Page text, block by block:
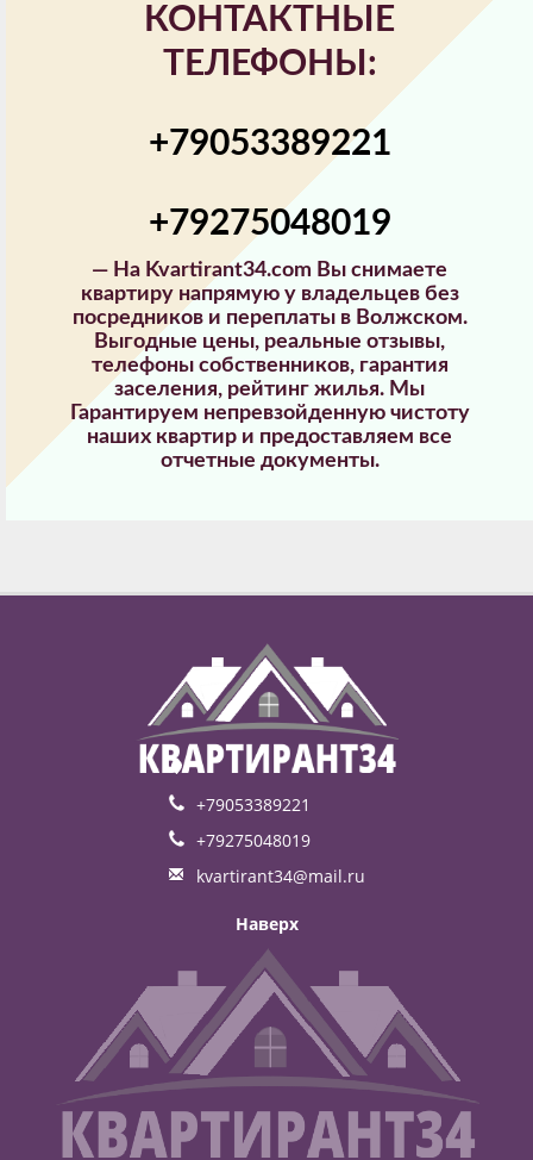
КОНТАКТНЫЕ
ТЕЛЕФОНЫ:
+79053389221
+79275048019
— На Kvartirant34.com Вы снимаете
квартиру напрямую у владельцев без
посредников и переплаты в Волжском.
Выгодные цены, реальные отзывы,
телефоны собственников, гарантия
заселения, рейтинг жилья. Мы
Гарантируем непревзойденную чистоту
наших квартир и предоставляем все
отчетные документы.
+79053389221
+79275048019
kvartirant34@mail.ru
Наверх